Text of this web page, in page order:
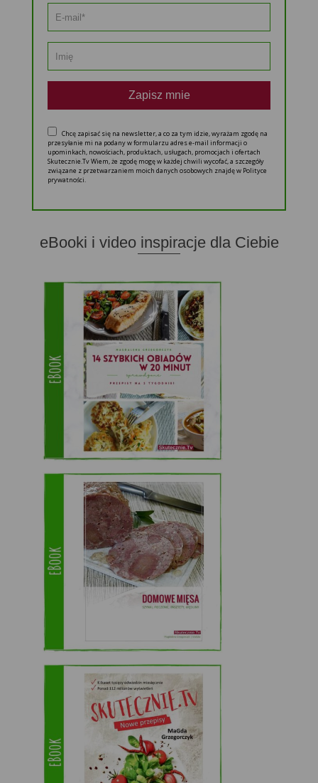
Zapisz mnie
Chcę zapisać się na newsletter, a co za tym idzie, wyrażam zgodę na
przesyłanie mi na podany w formularzu adres e-mail informacji o
upominkach, nowościach, produktach, usługach, promocjach i ofertach
Skutecznie.Tv Wiem, że zgodę mogę w każdej chwili wycofać, a szczegóły
związane z przetwarzaniem moich danych osobowych znajdę w Polityce
prywatności.
eBooki i video inspiracje dla Ciebie